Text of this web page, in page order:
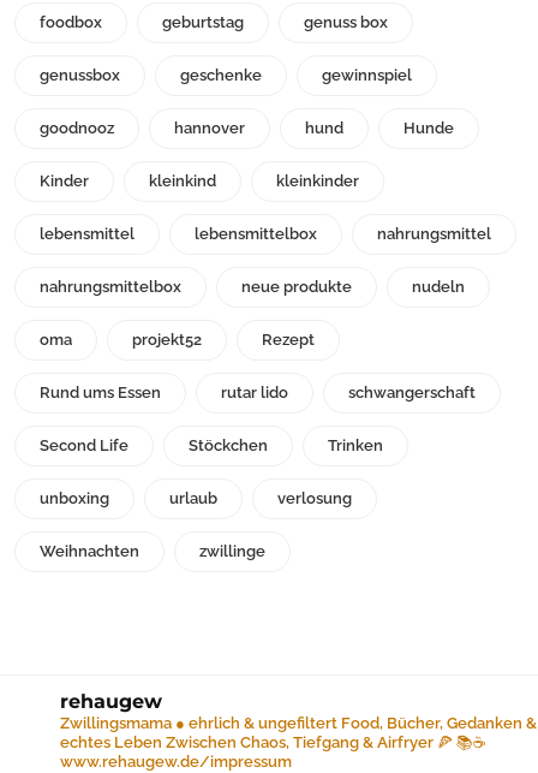
foodbox geburtstag genuss box
genussbox geschenke gewinnspiel
goodnooz hannover hund Hunde
Kinder kleinkind kleinkinder
lebensmittel lebensmittelbox nahrungsmittel
nahrungsmittelbox neue produkte nudeln
oma projekt52 Rezept
Rund ums Essen rutar lido schwangerschaft
Second Life Stöckchen Trinken
unboxing urlaub verlosung
Weihnachten zwillinge
rehaugew
Zwillingsmama ● ehrlich & ungefiltert Food, Bücher, Gedanken &
echtes Leben Zwischen Chaos, Tiefgang & Airfryer 🍕 📚☕️
www.rehaugew.de/impressum